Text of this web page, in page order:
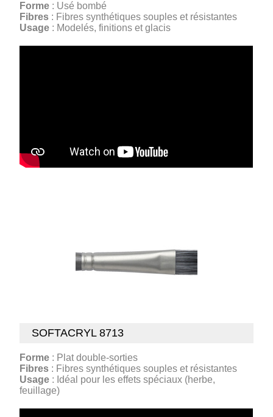
Forme : Usé bombé
Fibres : Fibres synthétiques souples et résistantes
Usage : Modelés, finitions et glacis
SOFTACRYL 8713
Forme : Plat double-sorties
Fibres : Fibres synthétiques souples et résistantes
Usage : Idéal pour les effets spéciaux (herbe,
feuillage)